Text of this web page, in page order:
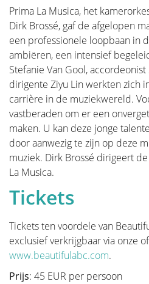
zeer uitgebreid en uw
informatie vermelden die
situatie toepasbaar is.
"Verwijderen van de tumor"
operatie zelf. Dit is de
een goede wegname van de
belangrijkste. We leiden u
vormen van wegname. Deze
voor u genomen door een
oncologen, radiologen,
borstverpleegkundigen,
chirurgen en plastische
In het deel
reconstructie met
Prima La Musica, het
Dirk Brossé, gaf de afgelopen
een professionele loopbaan in
ambiëren, een intensief
Stefanie Van Gool,
dirigente Ziyu Lin werkten zich
carrière in de muziekwereld.
vastberaden om er een
maken. U kan deze jonge
door aanwezig te zijn op deze
muziek. Dirk Brossé dirigeert
La Musica.
Tickets
Tickets ten voordele van
exclusief verkrijgbaar via onze
www.beautifulabc.com.
Prijs: 45 EUR per persoon